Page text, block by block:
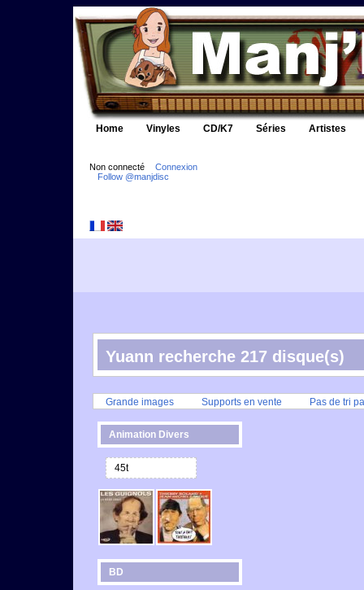
Home Vinyles CD/K7 Séries Artistes
Non connecté
Connexion
Follow @manjdisc
Yuann recherche 217 disque(s)
Grande images Supports en vente Pas de tri
Animation Divers
45t
BD